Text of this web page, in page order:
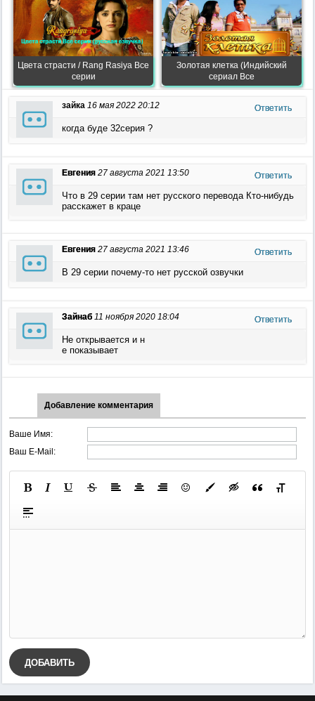
Цвета страсти / Rang Rasiya Все
серии
Золотая клетка (Индийский
сериал Все
зайка 16 мая 2022 20:12 Ответить
когда буде 32серия ?
Евгения 27 августа 2021 13:50 Ответить
Что в 29 серии там нет русского перевода Кто-нибудь
расскажет в краце
Евгения 27 августа 2021 13:46 Ответить
В 29 серии почему-то нет русской озвучки
Зайнаб 11 ноября 2020 18:04 Ответить
Не открывается и н
е показывает
Добавление комментария
Ваше Имя:
Ваш E-Mail:
ДОБАВИТЬ